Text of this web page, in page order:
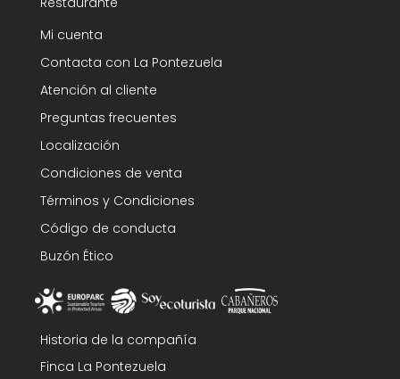
Mi cuenta
Contacta con La Pontezuela
Atención al cliente
Preguntas frecuentes
Localización
Condiciones de venta
Términos y Condiciones
Código de conducta
Buzón Ético
Historia de la compañía
Finca La Pontezuela